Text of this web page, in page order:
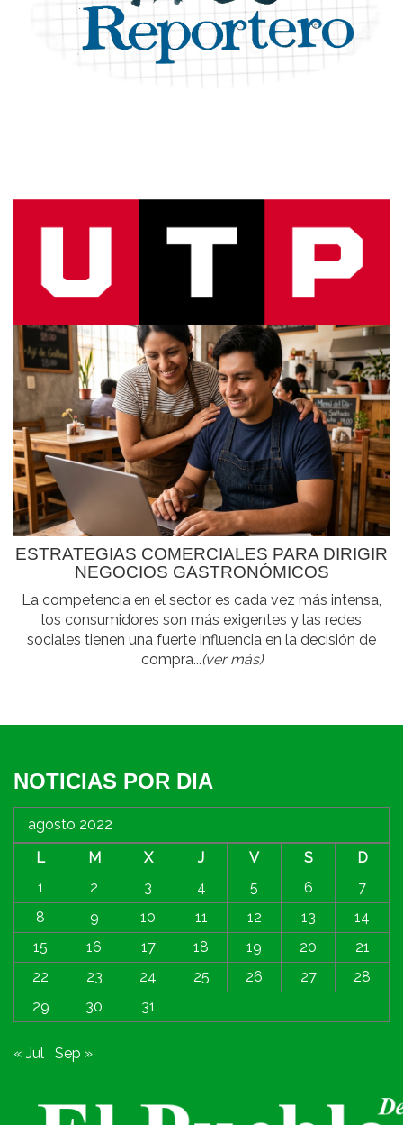
ESTRATEGIAS COMERCIALES PARA DIRIGIR
NEGOCIOS GASTRONÓMICOS
La competencia en el sector es cada vez más intensa,
los consumidores son más exigentes y las redes
sociales tienen una fuerte influencia en la decisión de
compra...(ver más)
NOTICIAS POR DIA
agosto 2022
L
M X J V S
D
1
2 3 4 5 6
7
8
9 10 11 12 13
14
15
16 17 18 19 20
21
22
23 24 25 26 27
28
29
30 31
« Jul Sep »